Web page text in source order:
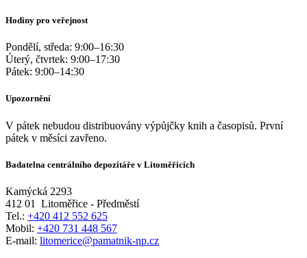
Hodiny pro veřejnost
Pondělí, středa: 9:00–16:30
Úterý, čtvrtek: 9:00–17:30
Pátek: 9:00–14:30
Upozornění
V pátek nebudou distribuovány výpůjčky knih a časopisů. První
pátek v měsíci zavřeno.
Badatelna centrálního depozitáře v Litoměřicích
Kamýcká 2293
412 01
Litoměřice - Předměstí
Tel.: +420 412 552 625
Mobil: +420 731 448 567
E-mail: litomerice@pamatnik-np.cz